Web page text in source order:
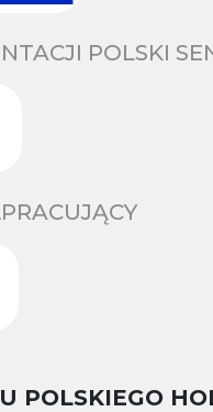
POLSKI
POLSKIEGO